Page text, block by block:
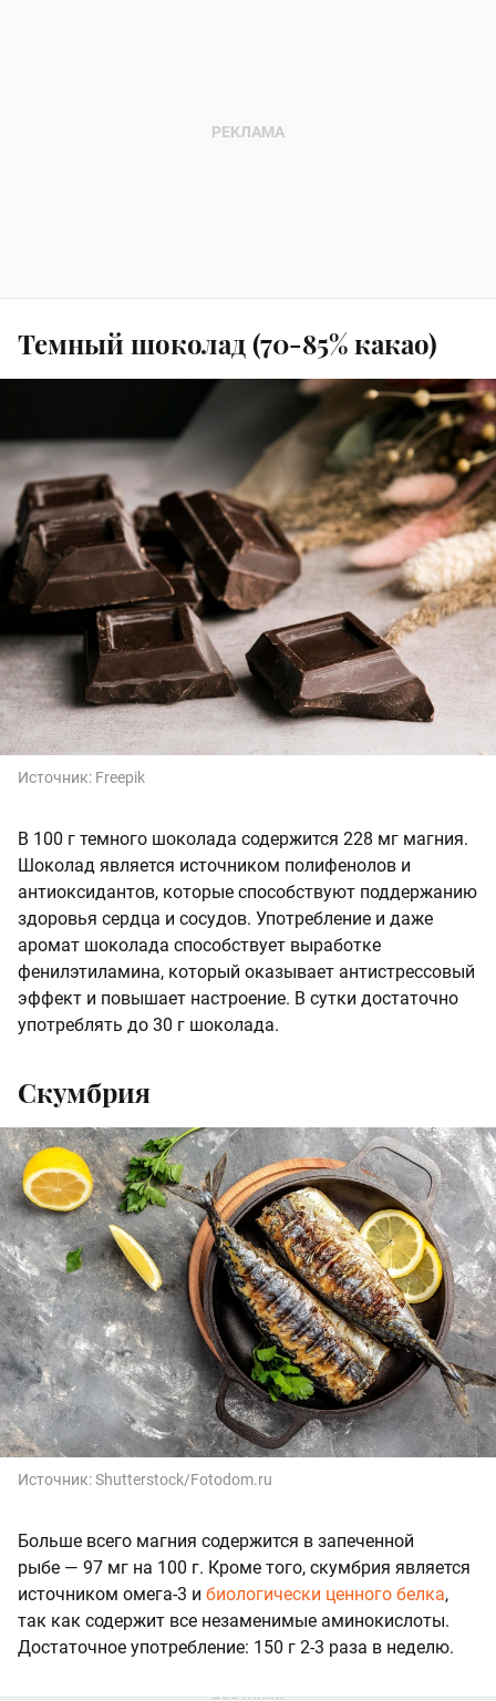
Темный шоколад (70-85% какао)
Источник: Freepik
В 100 г темного шоколада содержится 228 мг магния.
Шоколад является источником полифенолов и
антиоксидантов, которые способствуют поддержанию
здоровья сердца и сосудов. Употребление и даже
аромат шоколада способствует выработке
фенилэтиламина, который оказывает антистрессовый
эффект и повышает настроение. В сутки достаточно
употреблять до 30 г шоколада.
Скумбрия
Источник:Shutterstock/Fotodom.ru
Больше всего магния содержится в запеченной
рыбе — 97 мг на 100 г. Кроме того, скумбрия является
источником омега-3 и биологически ценного белка,
так как содержит все незаменимые аминокислоты.
Достаточное употребление: 150 г 2-3 раза в неделю.